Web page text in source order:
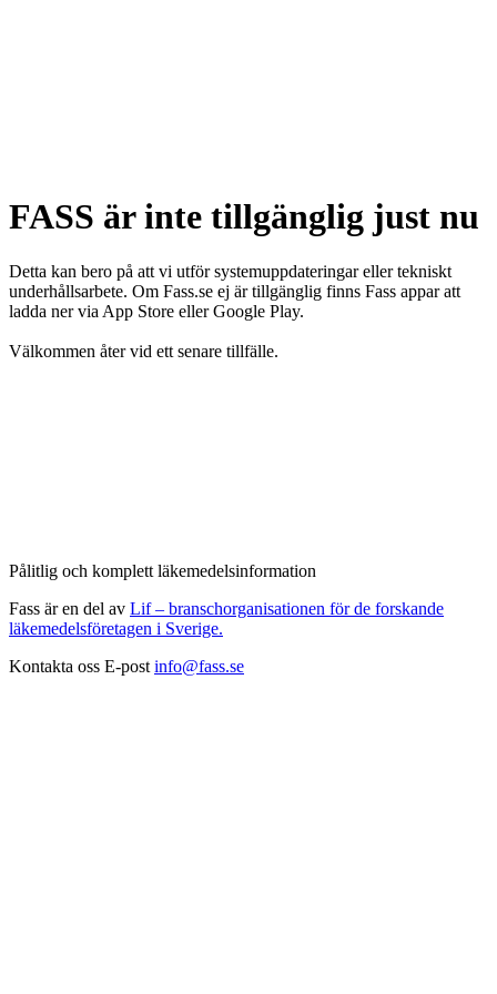
FASS är inte tillgänglig just nu
Detta kan bero på att vi utför systemuppdateringar eller tekniskt
underhållsarbete. Om Fass.se ej är tillgänglig finns Fass appar att
ladda ner via App Store eller Google Play.
Välkommen åter vid ett senare tillfälle.
Pålitlig och komplett läkemedelsinformation
Fass är en del av Lif – branschorganisationen för de forskande
läkemedelsföretagen i Sverige.
Kontakta oss E-post info@fass.se